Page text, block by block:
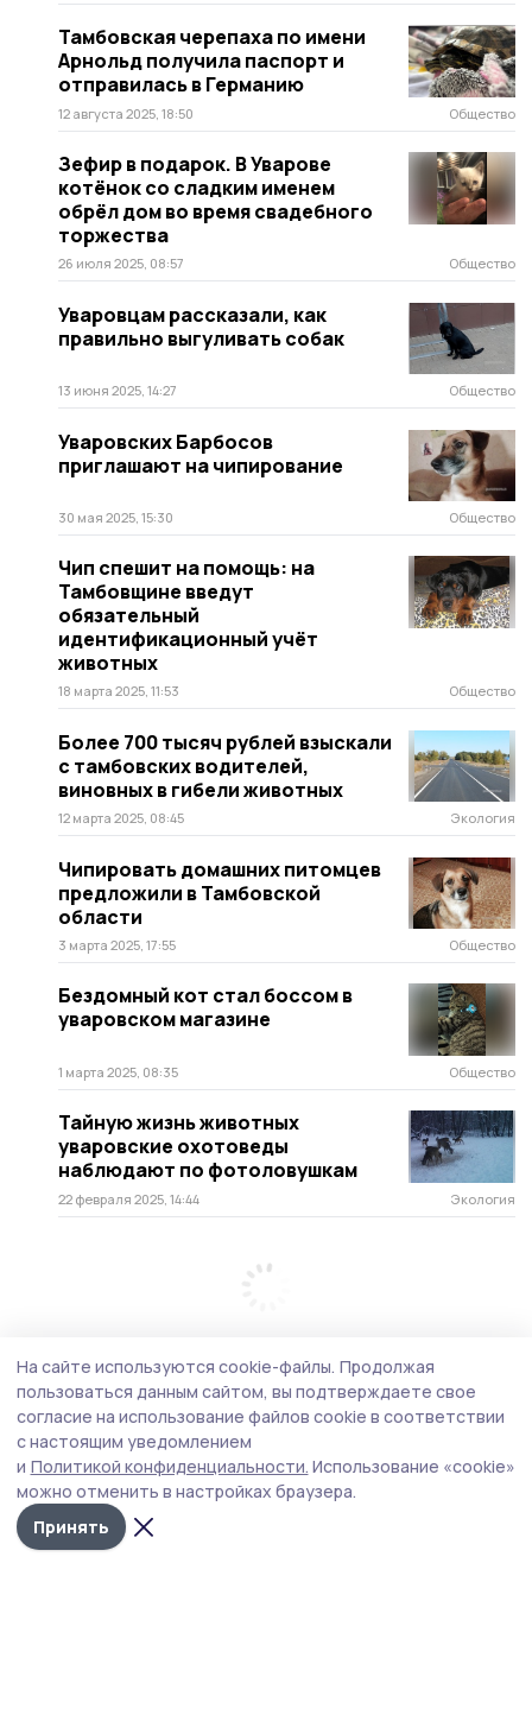
Тамбовская черепаха по имени
Арнольд получила паспорт и
отправилась в Германию
12 августа 2025, 18:50 Общество
Зефир в подарок. В Уварове
котёнок со сладким именем
обрёл дом во время свадебного
торжества
26 июля 2025, 08:57 Общество
Уваровцам рассказали, как
правильно выгуливать собак
13 июня 2025, 14:27 Общество
Уваровских Барбосов
приглашают на чипирование
30 мая 2025, 15:30 Общество
Чип спешит на помощь: на
Тамбовщине введут
обязательный
идентификационный учёт
животных
18 марта 2025, 11:53 Общество
Более 700 тысяч рублей взыскали
с тамбовских водителей,
виновных в гибели животных
12 марта 2025, 08:45 Экология
Чипировать домашних питомцев
предложили в Тамбовской
области
3 марта 2025, 17:55 Общество
Бездомный кот стал боссом в
уваровском магазине
1 марта 2025, 08:35 Общество
Тайную жизнь животных
уваровские охотоведы
наблюдают по фотоловушкам
22 февраля 2025, 14:44 Экология
На сайте используются cookie-файлы. Продолжая
пользоваться данным сайтом, вы подтверждаете свое
согласие на использование файлов cookie в соответствии
с настоящим уведомлением
и Политикой конфиденциальности. Использование «cookie»
можно отменить в настройках браузера.
Принять